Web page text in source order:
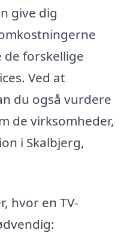
give dig
de forskellige
Ved at
du også vurdere
de virksomheder,
i Skalbjerg,
hvor en TV-